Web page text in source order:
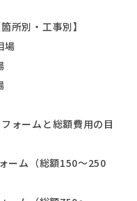
所別・工事別】
場
ォームと総額費用の目
ーム（総額150〜250